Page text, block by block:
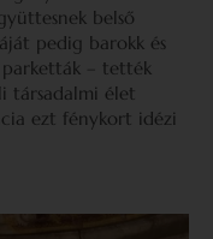
belső
pedig barokk és
parketták – tették
társadalmi élet
ezt fénykort idézi